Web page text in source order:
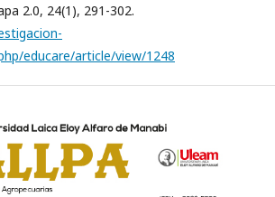
2.0, 24(1), 291-302.
educare/article/view/1248